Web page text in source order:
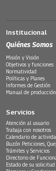
Institucional
Quiénes Somos
Misión y Visión
Objetivos y funciones
Normatividad
Políticas y Planes
Informes de Gestión
Manual de
Servicios
Atención al usuario
Trabaja con nosotros
Calendario de
Buzón Peticiones,
Trámites y Servicios
Directorio de
Estado de su solicitud